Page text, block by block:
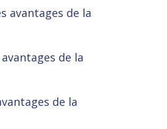
avantages de la
avantages de la
de la